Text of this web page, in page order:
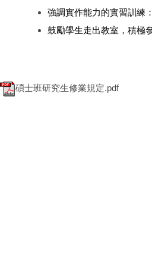
強調實作能力的實習訓練
鼓勵學生走出教室，積極
碩士班研究生修業規定.pdf